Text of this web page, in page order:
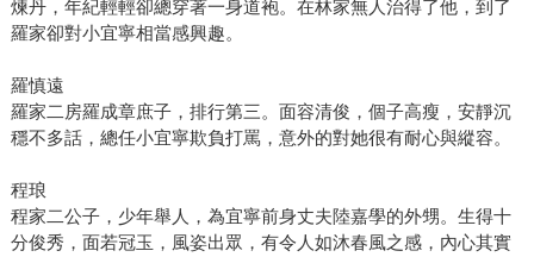
煉丹，年紀輕輕卻總穿著一身道袍。在林家無人治得了他，到了
羅家卻對小宜寧相當感興趣。
羅慎遠
羅家二房羅成章庶子，排行第三。面容清俊，個子高瘦，安靜沉
穩不多話，總任小宜寧欺負打罵，意外的對她很有耐心與縱容。
程琅
程家二公子，少年舉人，為宜寧前身丈夫陸嘉學的外甥。生得十
分俊秀，面若冠玉，風姿出眾，有令人如沐春風之感，內心其實